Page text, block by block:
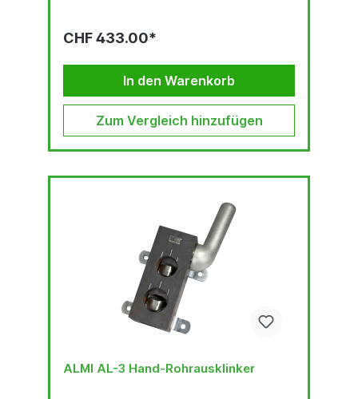
CHF 433.00*
In den Warenkorb
Zum Vergleich hinzufügen
ALMI AL-3 Hand-Rohrausklinker